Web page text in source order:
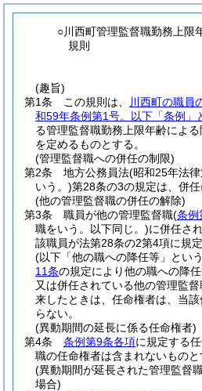
○川西町管理監督職勤務上限
規則
(趣旨)
第1条
この規則は、 川西町の職員
和59年条例第1号。以下「条例」
る管理監督職勤務上限年齢によ
を定めるものとする。
(管理監督職への併任の制限)
第2条
地方公務員法(昭和25年法
いう。)第28条の3の規定は、併任
(他の管理監督職の併任の解除)
第3条
職員が他の管理監督職(条例
職をいう。以下同じ。)に併任さ
該職員が法第28条の2第4項に規
(以下「他の職への降任等」とい
11条の規定により他の職への降
又は併任されている他の管理監
来したときは、任命権者は、当
らない。
(異動期間の延長に係る任命権者)
第4条
条例第9条各項に規定する
職の任命権者は含まれないものと
(異動期間が延長された管理監督
場合)